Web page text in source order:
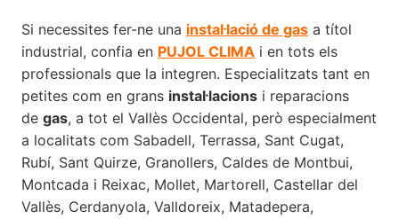
Si necessites fer-ne una instal·lació de gas a títol
industrial, confia en PUJOL CLIMA i en tots els
professionals que la integren. Especialitzats tant en
petites com en grans instal·lacions i reparacions
de gas, a tot el Vallès Occidental, però especialment
a localitats com Sabadell, Terrassa, Sant Cugat,
Rubí, Sant Quirze, Granollers, Caldes de Montbui,
Montcada i Reixac, Mollet, Martorell, Castellar del
Vallès, Cerdanyola, Valldoreix, Matadepera,